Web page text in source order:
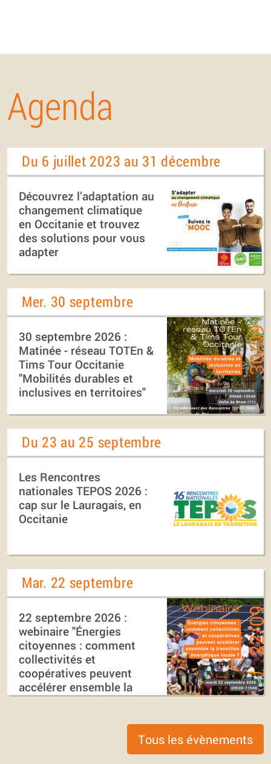
Agenda
Du 6 juillet 2023 au 31 décembre
Découvrez l’adaptation au
changement climatique
en Occitanie et trouvez
des solutions pour vous
adapter
Mer. 30 septembre
30 septembre 2026 :
Matinée - réseau TOTEn &
Tims Tour Occitanie
"Mobilités durables et
inclusives en territoires"
Du 23 au 25 septembre
Les Rencontres
nationales TEPOS 2026 :
cap sur le Lauragais, en
Occitanie
Mar. 22 septembre
22 septembre 2026 :
webinaire "Énergies
citoyennes : comment
collectivités et
coopératives peuvent
accélérer ensemble la
transition énergétique
Tous les évènements